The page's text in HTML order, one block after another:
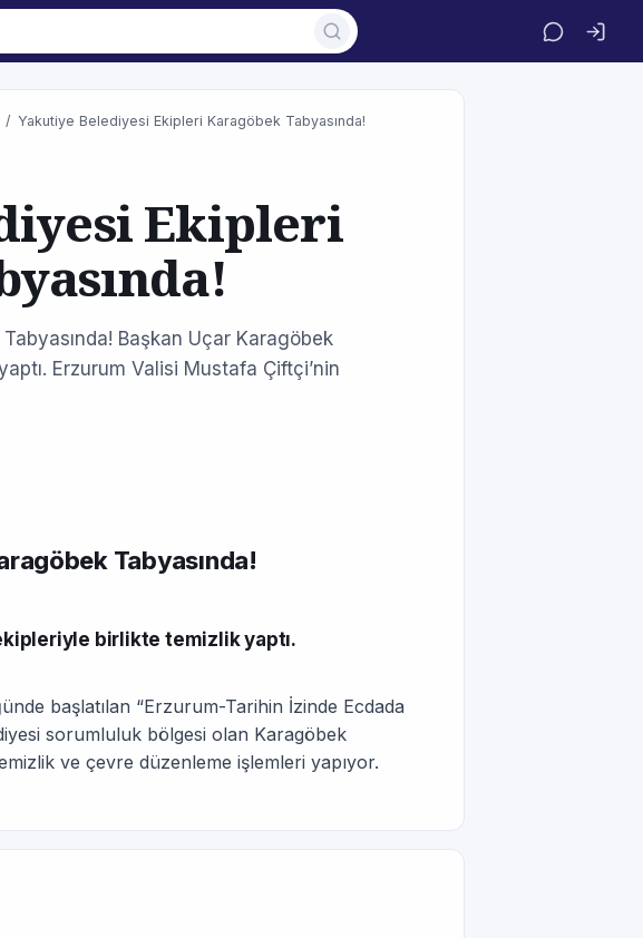
/ Yakutiye Belediyesi Ekipleri Karagöbek Tabyasında!
Ekipleri
Başkan Uçar Karagöbek
Erzurum Valisi Mustafa Çiftçi’nin
Tabyasında!
birlikte temizlik yaptı.
başlatılan “Erzurum-Tarihin İzinde Ecdada
sorumluluk bölgesi olan Karagöbek
ve çevre düzenleme işlemleri yapıyor.